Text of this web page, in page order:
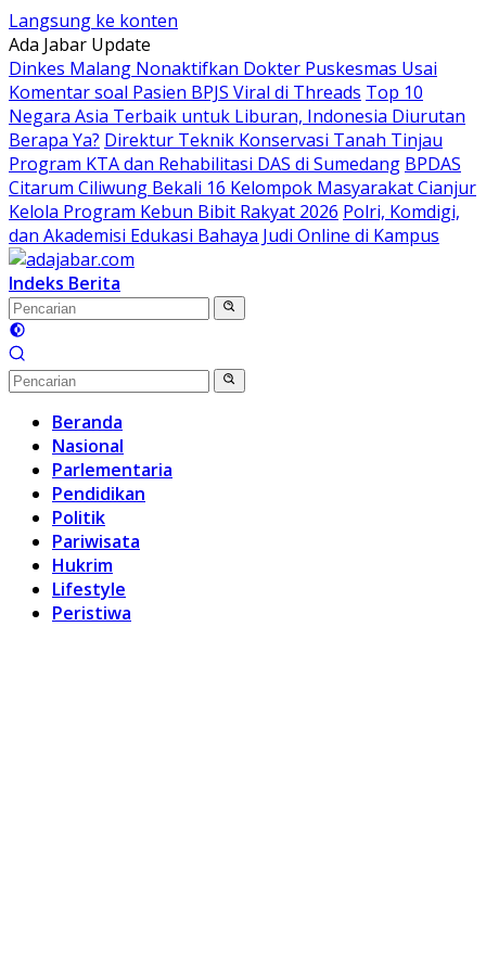
Langsung ke konten
Ada Jabar Update
Dinkes Malang Nonaktifkan Dokter Puskesmas Usai
Komentar soal Pasien BPJS Viral di Threads Top 10
Negara Asia Terbaik untuk Liburan, Indonesia Diurutan
Berapa Ya? Direktur Teknik Konservasi Tanah Tinjau
Program KTA dan Rehabilitasi DAS di Sumedang BPDAS
Citarum Ciliwung Bekali 16 Kelompok Masyarakat Cianjur
Kelola Program Kebun Bibit Rakyat 2026 Polri, Komdigi,
dan Akademisi Edukasi Bahaya Judi Online di Kampus
Indeks Berita
Beranda
Nasional
Parlementaria
Pendidikan
Politik
Pariwisata
Hukrim
Lifestyle
Peristiwa